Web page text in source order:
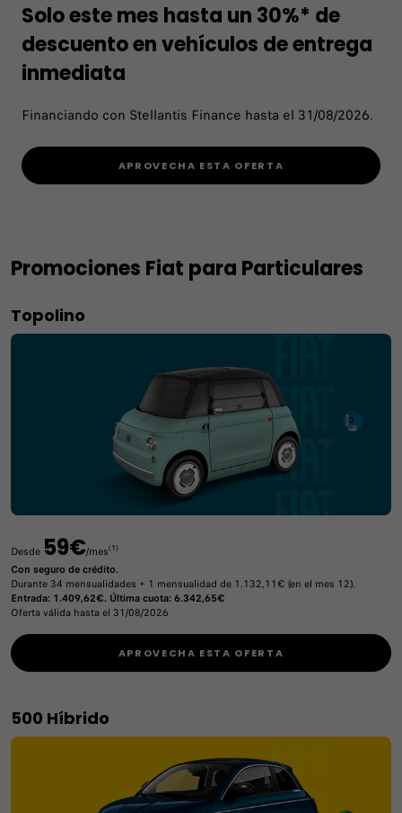
Solo este mes hasta un 30%* de
descuento en vehículos de entrega
inmediata
Financiando con Stellantis Finance hasta el 31/08/2026.
APROVECHA ESTA OFERTA
Promociones Fiat para Particulares
Topolino
Desde 59€/mes(1)
Con seguro de crédito.
Durante 34 mensualidades + 1 mensualidad de 1.132,11€ (en el mes 12).
Entrada: 1.409,62€. Última cuota: 6.342,65€
Oferta válida hasta el 31/08/2026
APROVECHA ESTA OFERTA
500 Híbrido